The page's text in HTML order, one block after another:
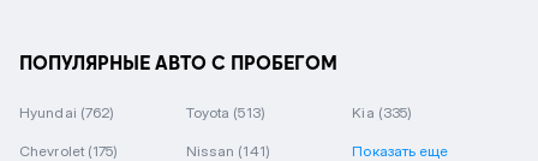
ПОПУЛЯРНЫЕ АВТО С ПРОБЕГОМ
Hyundai (762) Toyota (513) Kia (335)
Chevrolet (175) Nissan (141) Показать еще